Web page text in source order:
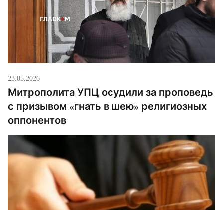
23.05.2026
Митрополита УПЦ осудили за проповедь
с призывом «гнать в шею» религиозных
оппонентов